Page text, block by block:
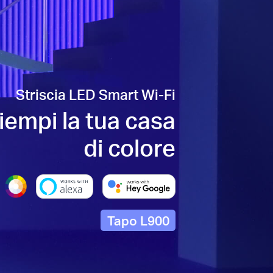
Striscia LED Smart Wi-Fi
la tua casa
di colore
Tapo L900